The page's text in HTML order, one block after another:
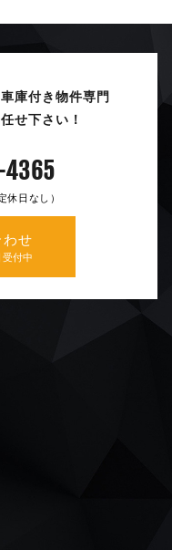
庫付き物件専門
せ下さい！
休日なし）
せ
付中